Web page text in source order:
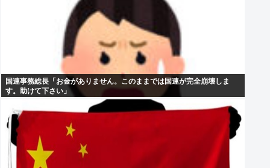
国連事務総長「お金がありません。このままでは国連が完全崩壊しま
す。助けて下さい」